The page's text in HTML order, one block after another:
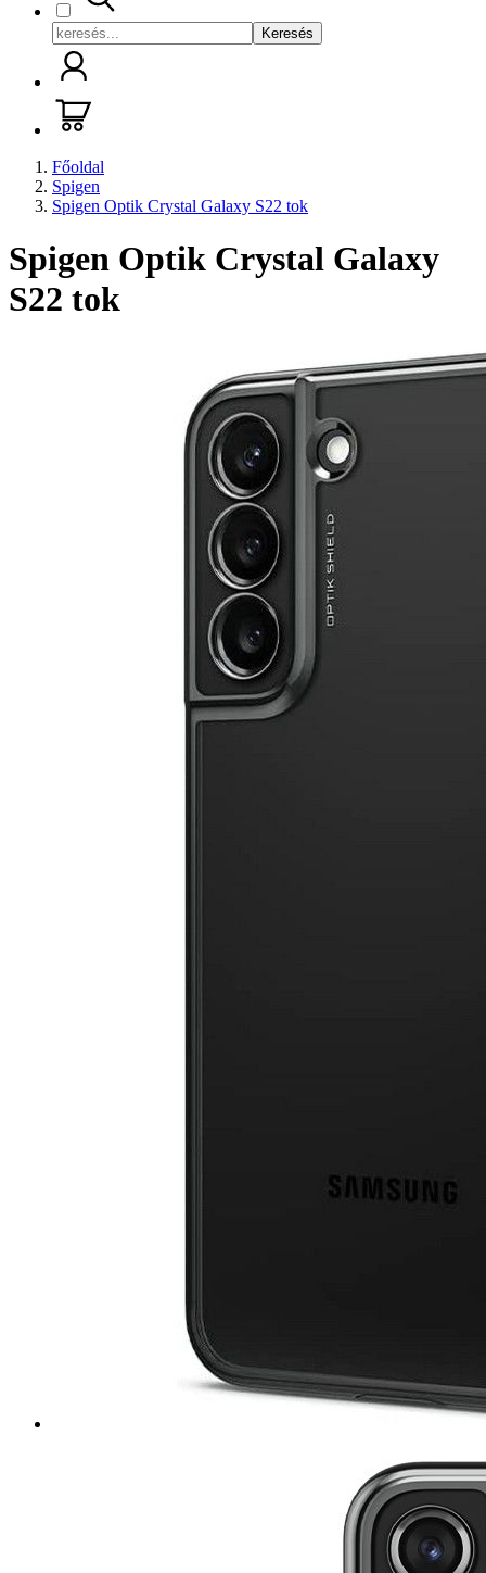
Keresés
Főoldal
Spigen
Spigen Optik Crystal Galaxy S22 tok
Spigen Optik Crystal Galaxy
S22 tok